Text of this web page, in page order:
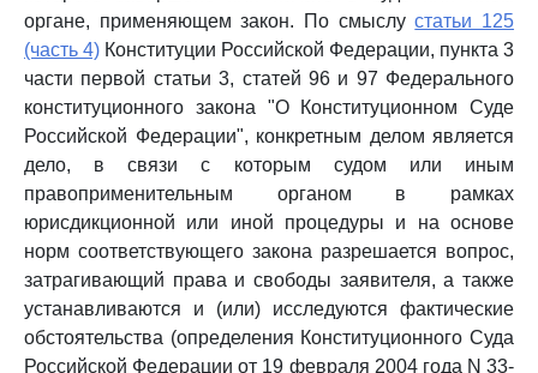
органе, применяющем закон. По смыслустатьи 125
(часть 4) Конституции Российской Федерации, пункта 3
части первой статьи 3, статей 96 и 97 Федерального
конституционного закона "О Конституционном Суде
Российской Федерации", конкретным делом является
дело, в связи с которым судом или иным
правоприменительным органом в рамках
юрисдикционной или иной процедуры и на основе
норм соответствующего закона разрешается вопрос,
затрагивающий права и свободы заявителя, а также
устанавливаются и (или) исследуются фактические
обстоятельства (определения Конституционного Суда
Российской Федерации от 19 февраля 2004 года N 33-